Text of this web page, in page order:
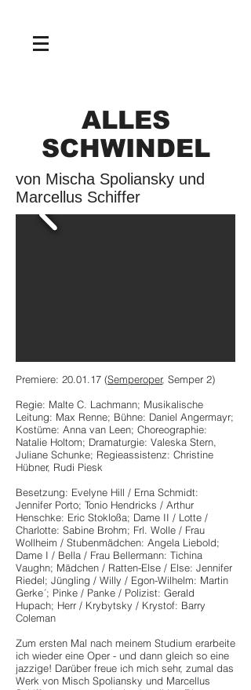
ALLES
SCHWINDEL
von Mischa Spoliansky und
Marcellus Schiffer
Premiere: 20.01.17 (Semperoper, Semper 2)
Regie: Malte C. Lachmann; Musikalische
Leitung: Max Renne; Bühne: Daniel Angermayr;
Kostüme: Anna van Leen; Choreographie:
Natalie Holtom; Dramaturgie: Valeska Stern,
Juliane Schunke; Regieassistenz: Christine
Hübner, Rudi Piesk
Besetzung: Evelyne Hill / Erna Schmidt:
Jennifer Porto; Tonio Hendricks / Arthur
Henschke: Eric Stokloßa; Dame II / Lotte /
Charlotte: Sabine Brohm; Frl. Wolle / Frau
Wollheim / Stubenmädchen: Angela Liebold;
Dame I / Bella / Frau Bellermann: Tichina
Vaughn; Mädchen / Ratten-Else / Else: Jennifer
Riedel; Jüngling / Willy / Egon-Wilhelm: Martin
Gerke´; Pinke / Panke / Polizist: Gerald
Hupach; Herr / Krybytsky / Krystof: Barry
Coleman
Zum ersten Mal nach meinem Studium erarbeite
ich wieder eine Oper - und dann gleich so eine
jazzige! Darüber freue ich mich sehr, zumal das
Werk von Misch Spoliansky und Marcellus